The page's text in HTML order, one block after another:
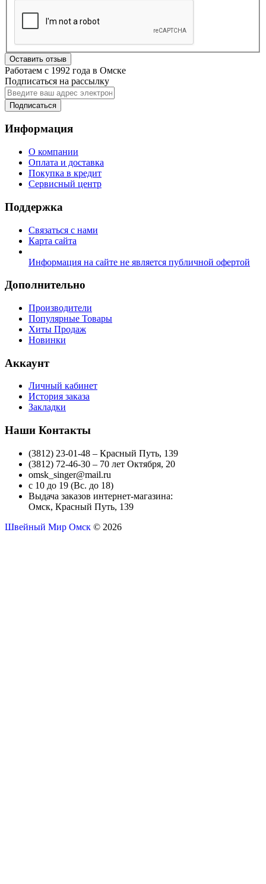
Оставить отзыв
Работаем с 1992 года в Омске
Подписаться на рассылку
Подписаться
Информация
О компании
Оплата и доставка
Покупка в кредит
Сервисный центр
Поддержка
Связаться с нами
Карта сайта
Информация на сайте не является публичной офертой
Дополнительно
Производители
Популярные Товары
Хиты Продаж
Новинки
Аккаунт
Личный кабинет
История заказа
Закладки
Наши Контакты
(3812) 23-01-48 – Красный Путь, 139
(3812) 72-46-30 – 70 лет Октября, 20
omsk_singer@mail.ru
с 10 до 19 (Вс. до 18)
Выдача заказов интернет-магазина:
Омск, Красный Путь, 139
Швейный Мир Омск © 2026